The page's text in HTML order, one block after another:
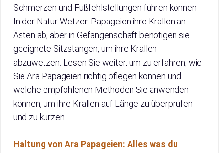
Schmerzen und Fußfehlstellungen führen können.
In der Natur Wetzen Papageien ihre Krallen an
Ästen ab, aber in Gefangenschaft benötigen sie
geeignete Sitzstangen, um ihre Krallen
abzuwetzen. Lesen Sie weiter, um zu erfahren, wie
Sie Ara Papageien richtig pflegen können und
welche empfohlenen Methoden Sie anwenden
können, um ihre Krallen auf Länge zu überprüfen
und zu kürzen.
Haltung von Ara Papageien: Alles was du